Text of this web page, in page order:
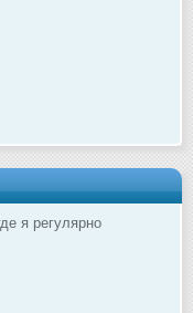
я регулярно